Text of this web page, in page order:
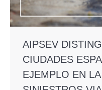
AIPSEV
CIUDADES
EJEMPLO EN